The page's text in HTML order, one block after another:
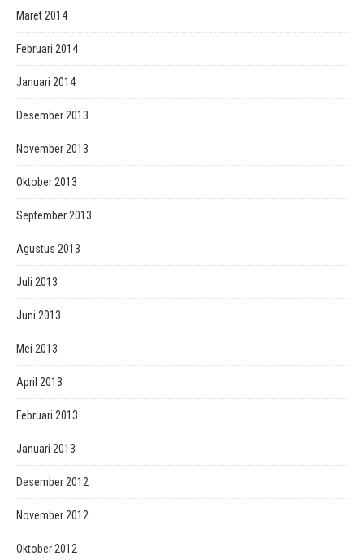
Maret 2014
Februari 2014
Januari 2014
Desember 2013
November 2013
Oktober 2013
September 2013
Agustus 2013
Juli 2013
Juni 2013
Mei 2013
April 2013
Februari 2013
Januari 2013
Desember 2012
November 2012
Oktober 2012